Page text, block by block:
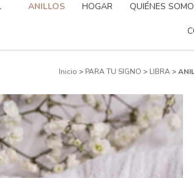
ANILLOS HOGAR QUIÉNES
Inicio > PARA TU SIGNO > LIBRA>